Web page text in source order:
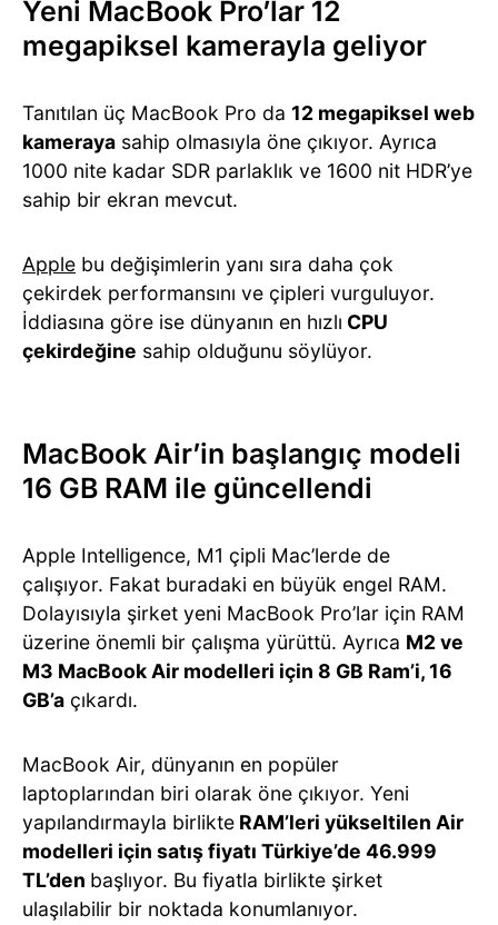
Yeni MacBook Pro’lar 12
megapiksel kamerayla geliyor
Tanıtılan üç MacBook Pro da 12 megapiksel web
kameraya sahip olmasıyla öne çıkıyor. Ayrıca
1000 nite kadar SDR parlaklık ve 1600 nit HDR’ye
sahip bir ekran mevcut.
Apple bu değişimlerin yanı sıra daha çok
çekirdek performansını ve çipleri vurguluyor.
İddiasına göre ise dünyanın en hızlı CPU
çekirdeğine sahip olduğunu söylüyor.
MacBook Air’in başlangıç modeli
16 GB RAM ile güncellendi
Apple Intelligence, M1 çipli Mac’lerde de
çalışıyor. Fakat buradaki en büyük engel RAM.
Dolayısıyla şirket yeni MacBook Pro’lar için RAM
üzerine önemli bir çalışma yürüttü. Ayrıca M2 ve
M3 MacBook Air modelleri için 8 GB Ram’i, 16
GB’a çıkardı.
MacBook Air, dünyanın en popüler
laptoplarından biri olarak öne çıkıyor. Yeni
yapılandırmayla birlikte RAM’leri yükseltilen Air
modelleri için satış fiyatı Türkiye’de 46.999
TL’den başlıyor. Bu fiyatla birlikte şirket
ulaşılabilir bir noktada konumlanıyor.